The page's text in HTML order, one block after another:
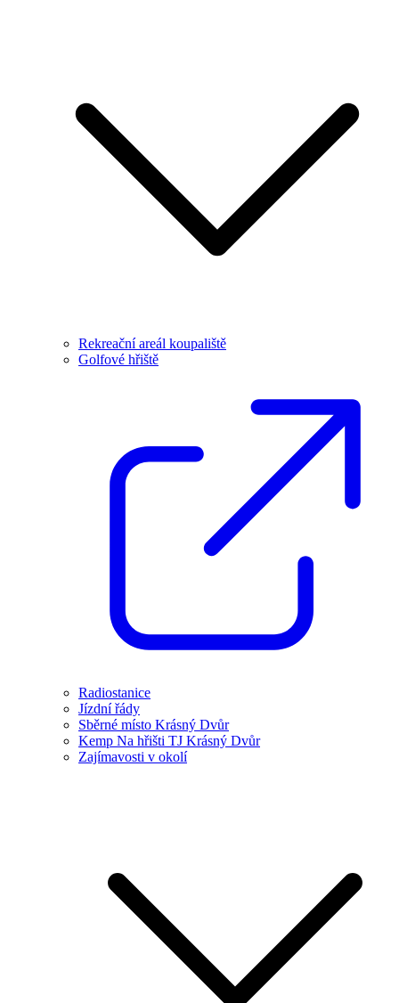
Rekreační areál koupaliště
Golfové hřiště
Radiostanice
Jízdní řády
Sběrné místo Krásný Dvůr
Kemp Na hřišti TJ Krásný Dvůr
Zajímavosti v okolí